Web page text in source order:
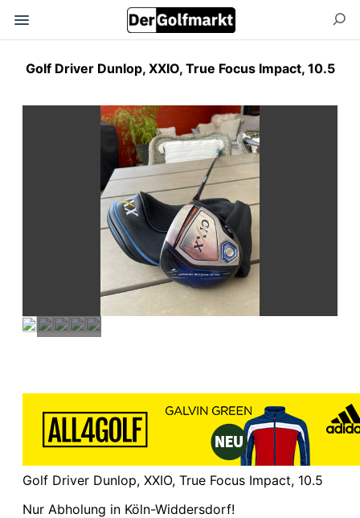
Golf Driver Dunlop, XXIO, True Focus Impact, 10.5
Golf Driver Dunlop, XXIO, True Focus Impact, 10.5
Nur Abholung in Köln-Widdersdorf!